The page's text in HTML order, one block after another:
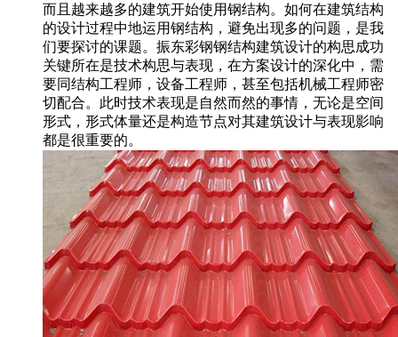
而且越来越多的建筑开始使用钢结构。如何在建筑结构
的设计过程中地运用钢结构，避免出现多的问题，是我
们要探讨的课题。振东彩钢钢结构建筑设计的构思成功
关键所在是技术构思与表现，在方案设计的深化中，需
要同结构工程师，设备工程师，甚至包括机械工程师密
切配合。此时技术表现是自然而然的事情，无论是空间
形式，形式体量还是构造节点对其建筑设计与表现影响
都是很重要的。